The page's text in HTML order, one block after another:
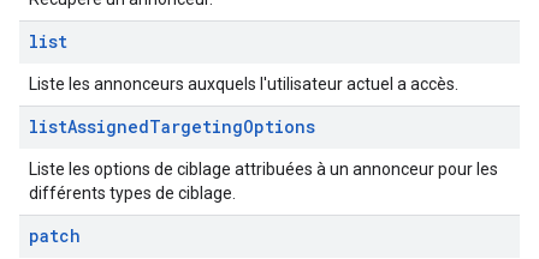
list
Liste les annonceurs auxquels l'utilisateur actuel a accès.
listAssignedTargetingOptions
Liste les options de ciblage attribuées à un annonceur pour les
différents types de ciblage.
patch